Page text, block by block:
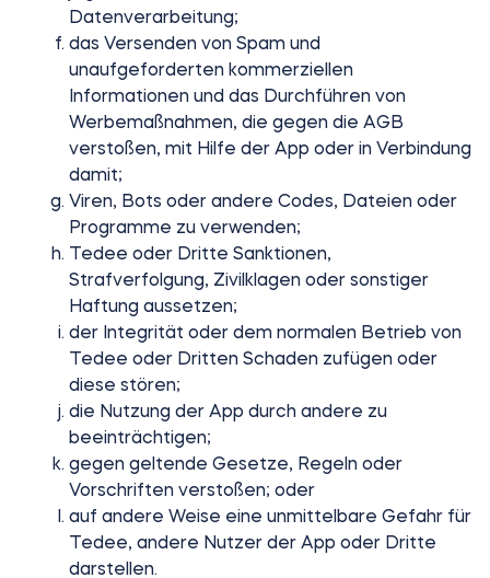
Datenverarbeitung;
das Versenden von Spam und
unaufgeforderten kommerziellen
Informationen und das Durchführen von
Werbemaßnahmen, die gegen die AGB
verstoßen, mit Hilfe der App oder in Verbindung
damit;
Viren, Bots oder andere Codes, Dateien oder
Programme zu verwenden;
Tedee oder Dritte Sanktionen,
Strafverfolgung, Zivilklagen oder sonstiger
Haftung aussetzen;
der Integrität oder dem normalen Betrieb von
Tedee oder Dritten Schaden zufügen oder
diese stören;
die Nutzung der App durch andere zu
beeinträchtigen;
gegen geltende Gesetze, Regeln oder
Vorschriften verstoßen; oder
auf andere Weise eine unmittelbare Gefahr für
Tedee, andere Nutzer der App oder Dritte
darstellen.